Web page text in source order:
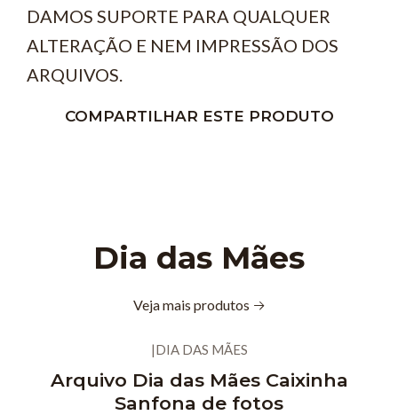
DAMOS SUPORTE PARA QUALQUER
ALTERAÇÃO E NEM IMPRESSÃO DOS
ARQUIVOS.
COMPARTILHAR ESTE PRODUTO
Dia das Mães
Veja mais produtos
|DIA DAS MÃES
Arquivo Dia das Mães Caixinha
Sanfona de fotos